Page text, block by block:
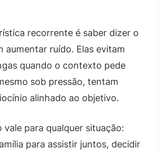
recorrente é saber dizer o
aumentar ruído. Elas evitam
quando o contexto pede
sob pressão, tentam
alinhado ao objetivo.
vale para qualquer situação:
para assistir juntos, decidir